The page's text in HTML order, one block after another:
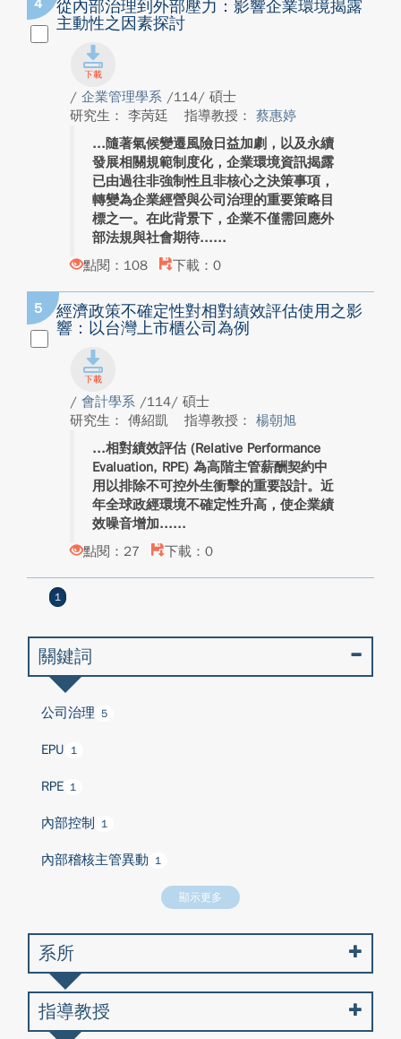
4
從內部治理到外部壓力：影響企業環境揭露
主動性之因素探討
/ 企業管理學系 /114/ 碩士
研究生： 李苪廷
指導教授： 蔡惠婷
隨著氣候變遷風險日益加劇，以及永續
發展相關規範制度化，企業環境資訊揭露
已由過往非強制性且非核心之決策事項，
轉變為企業經營與公司治理的重要策略目
標之一。在此背景下，企業不僅需回應外
部法規與社會期待...
點閱：108
下載：0
5
經濟政策不確定性對相對績效評估使用之影
響：以台灣上市櫃公司為例
/ 會計學系 /114/ 碩士
研究生： 傅紹凱
指導教授： 楊朝旭
相對績效評估 (Relative Performance
Evaluation, RPE) 為高階主管薪酬契約中
用以排除不可控外生衝擊的重要設計。近
年全球政經環境不確定性升高，使企業績
效噪音增加...
點閱：27
下載：0
1
關鍵詞
公司治理 5
EPU 1
RPE 1
內部控制 1
內部稽核主管異動 1
顯示更多
系所
指導教授